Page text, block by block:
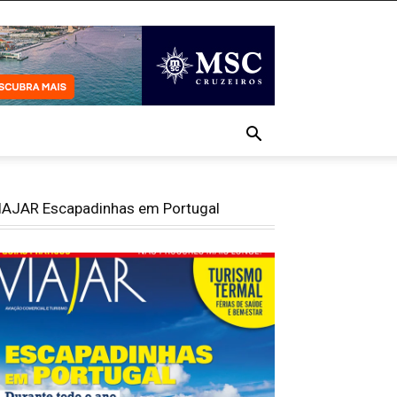
Escapadinhas em Portugal